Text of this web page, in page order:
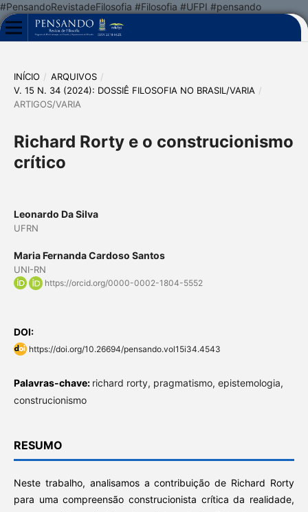
#PensandoRevistadeFilosofia #Filosofia #UFPI #pensando
INÍCIO / ARQUIVOS /
V. 15 N. 34 (2024): DOSSIÊ FILOSOFIA NO BRASIL/VARIA /
ARTIGOS/VARIA
Richard Rorty e o construcionismo
crítico
Leonardo Da Silva
UFRN
Maria Fernanda Cardoso Santos
UNI-RN
https://orcid.org/0000-0002-1804-5552
DOI:
https://doi.org/10.26694/pensando.vol15i34.4543
Palavras-chave: richard rorty, pragmatismo, epistemologia,
construcionismo
RESUMO
Neste trabalho, analisamos a contribuição de Richard Rorty
para uma compreensão construcionista crítica da realidade,